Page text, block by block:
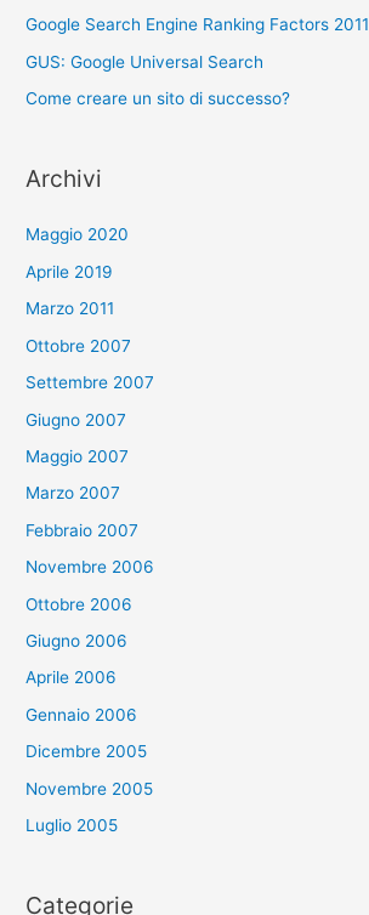
p
Google Search Engine Ranking Factors 2011
GUS: Google Universal Search
Come creare un sito di successo?
Archivi
Maggio 2020
Aprile 2019
Marzo 2011
Ottobre 2007
Settembre 2007
Giugno 2007
Maggio 2007
Marzo 2007
Febbraio 2007
Novembre 2006
Ottobre 2006
Giugno 2006
Aprile 2006
Gennaio 2006
Dicembre 2005
Novembre 2005
Luglio 2005
Categorie